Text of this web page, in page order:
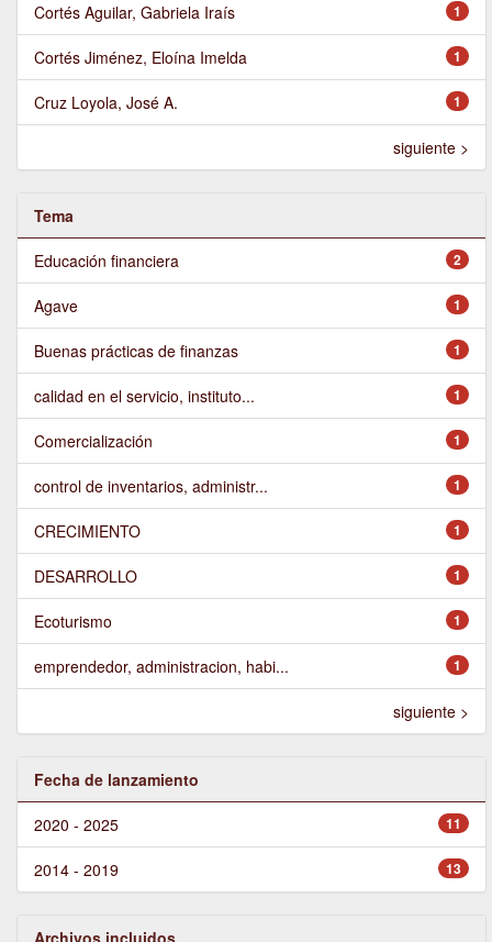
1
Cortés Aguilar, Gabriela Iraís
1
Cortés Jiménez, Eloína Imelda
1
Cruz Loyola, José A.
siguiente >
Tema
2
Educación financiera
1
Agave
1
Buenas prácticas de finanzas
1
calidad en el servicio, instituto...
1
Comercialización
1
control de inventarios, administr...
1
CRECIMIENTO
1
DESARROLLO
1
Ecoturismo
1
emprendedor, administracion, habi...
siguiente >
Fecha de lanzamiento
11
2020 - 2025
13
2014 - 2019